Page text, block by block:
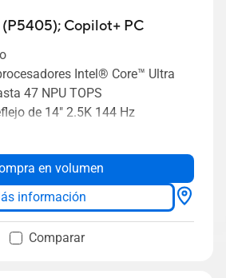
Copilot+ PC
Intel® Core™ Ultra
47 NPU TOPS
de 14" 2.5K 144 Hz
metálico y liviano de 1,29 kg
con marco de
de nivel empresarial
en volumen
información
Comparar